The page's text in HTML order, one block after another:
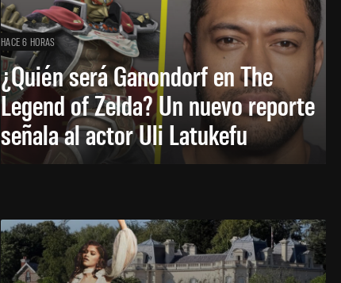
HACE 6 HORAS
¿Quién será Ganondorf en The
Legend of Zelda? Un nuevo reporte
señala al actor Uli Latukefu